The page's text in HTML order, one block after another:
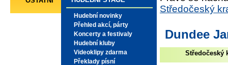
Hudební novinky
Přehled akcí, párty
Koncerty a festivaly
Hudební kluby
Videoklipy zdarma
Překlady písní
Středočeský
Dundee
Středočeský